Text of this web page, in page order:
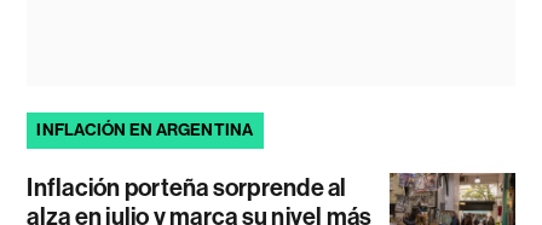
INFLACIÓN EN ARGENTINA
Inflación porteña sorprende al
alza en julio y marca su nivel más